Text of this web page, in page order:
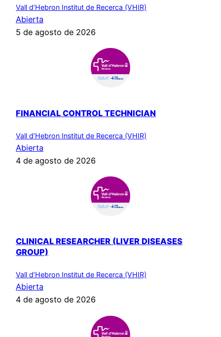
Vall d’Hebron Institut de Recerca (VHIR)
Abierta
5 de agosto de 2026
FINANCIAL CONTROL TECHNICIAN
Vall d’Hebron Institut de Recerca (VHIR)
Abierta
4 de agosto de 2026
CLINICAL RESEARCHER (LIVER DISEASES
GROUP)
Vall d’Hebron Institut de Recerca (VHIR)
Abierta
4 de agosto de 2026